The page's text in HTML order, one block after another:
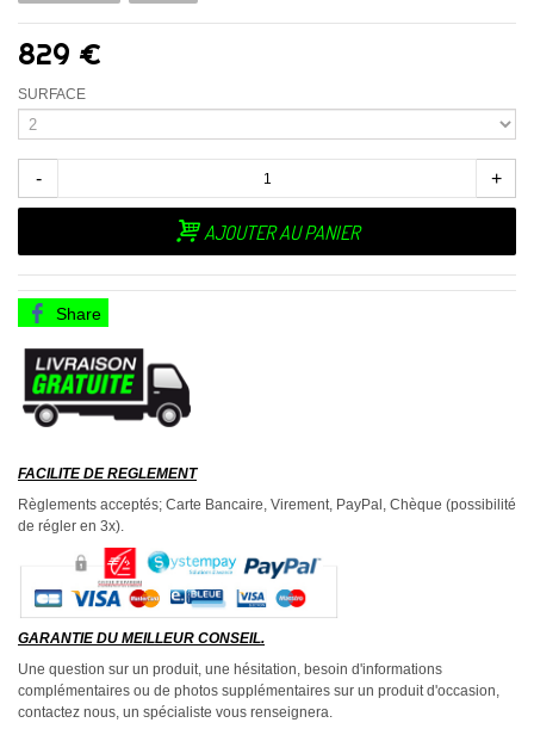
829 €
SURFACE
- +
AJOUTER AU PANIER
Share
FACILITE DE REGLEMENT
Règlements acceptés; Carte Bancaire, Virement, PayPal, Chèque (possibilité
de régler en 3x).
GARANTIE DU MEILLEUR CONSEIL.
Une question sur un produit, une hésitation, besoin d'informations
complémentaires ou de photos supplémentaires sur un produit d'occasion,
contactez nous, un spécialiste vous renseignera.